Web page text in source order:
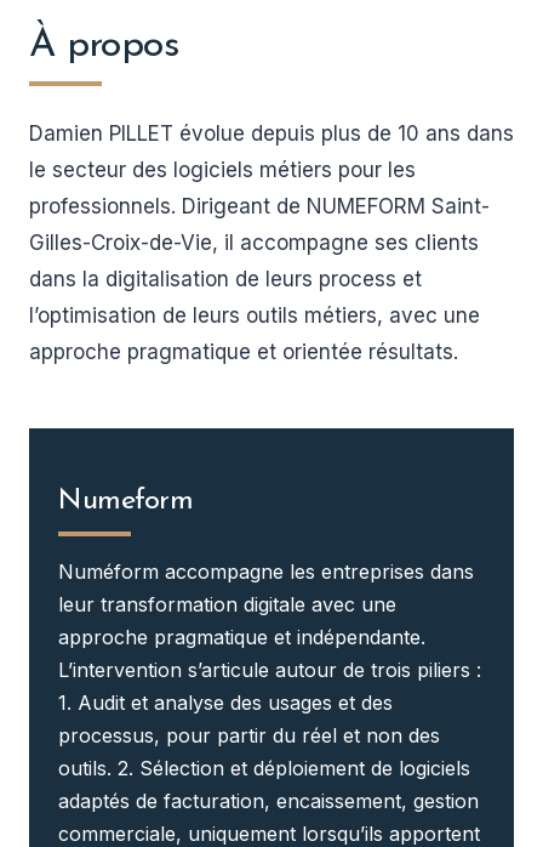
À propos
Damien PILLET évolue depuis plus de 10 ans dans
le secteur des logiciels métiers pour les
professionnels. Dirigeant de NUMEFORM Saint-
Gilles-Croix-de-Vie, il accompagne ses clients
dans la digitalisation de leurs process et
l’optimisation de leurs outils métiers, avec une
approche pragmatique et orientée résultats.
Numeform
Numéform accompagne les entreprises dans
leur transformation digitale avec une
approche pragmatique et indépendante.
L’intervention s’articule autour de trois piliers :
1. Audit et analyse des usages et des
processus, pour partir du réel et non des
outils. 2. Sélection et déploiement de logiciels
adaptés de facturation, encaissement, gestion
commerciale, uniquement lorsqu’ils apportent